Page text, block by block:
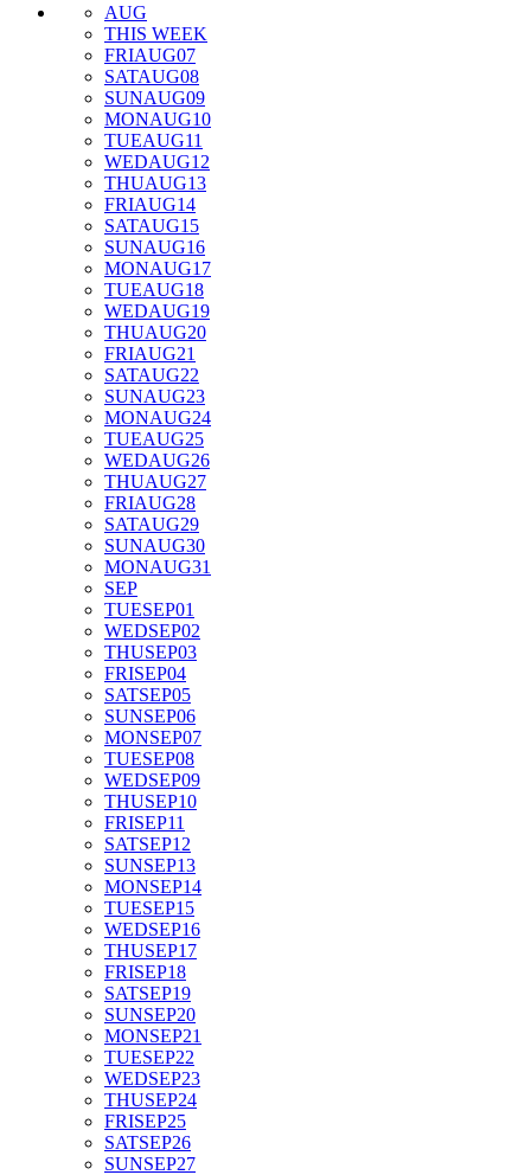
AUG
THIS WEEK
FRIAUG07
SATAUG08
SUNAUG09
MONAUG10
TUEAUG11
WEDAUG12
THUAUG13
FRIAUG14
SATAUG15
SUNAUG16
MONAUG17
TUEAUG18
WEDAUG19
THUAUG20
FRIAUG21
SATAUG22
SUNAUG23
MONAUG24
TUEAUG25
WEDAUG26
THUAUG27
FRIAUG28
SATAUG29
SUNAUG30
MONAUG31
SEP
TUESEP01
WEDSEP02
THUSEP03
FRISEP04
SATSEP05
SUNSEP06
MONSEP07
TUESEP08
WEDSEP09
THUSEP10
FRISEP11
SATSEP12
SUNSEP13
MONSEP14
TUESEP15
WEDSEP16
THUSEP17
FRISEP18
SATSEP19
SUNSEP20
MONSEP21
TUESEP22
WEDSEP23
THUSEP24
FRISEP25
SATSEP26
SUNSEP27